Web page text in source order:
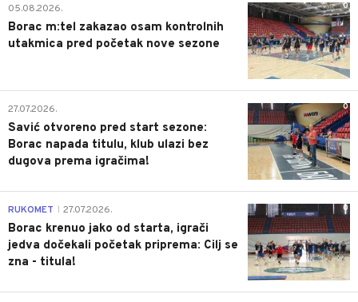
0
05.08.2026.
Borac m:tel zakazao osam kontrolnih
utakmica pred početak nove sezone
0
27.07.2026.
Savić otvoreno pred start sezone:
Borac napada titulu, klub ulazi bez
dugova prema igračima!
0
RUKOMET 27.07.2026.
Borac krenuo jako od starta, igrači
jedva dočekali početak priprema: Cilj se
zna - titula!